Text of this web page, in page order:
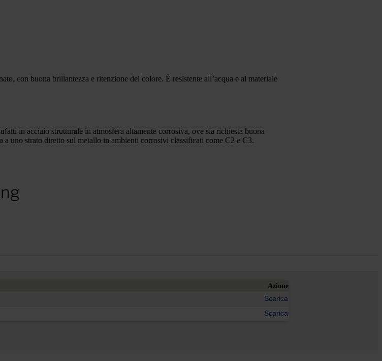
con buona brillantezza e ritenzione del colore. È resistente all’acqua e al materiale
in acciaio strutturale in atmosfera altamente corrosiva, ove sia richiesta buona
a uno strato diretto sul metallo in ambienti corrosivi classificati come C2 e C3.
Azione
Scarica
Scarica